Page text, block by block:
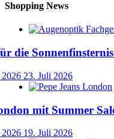
Shopping News
die
23. Juli 2026
mit Summer
19. Juli 2026